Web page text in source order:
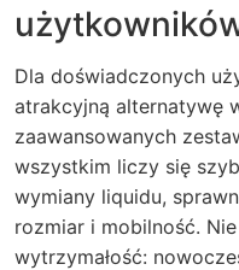
Dla doświadczonych
atrakcyjną alternatywę
zaawansowanych
wszystkim liczy się
wymiany liquidu,
rozmiar i mobilność.
wytrzymałość: